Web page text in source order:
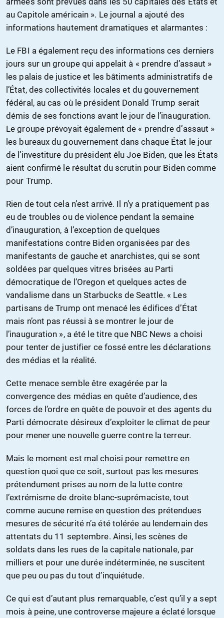
au Capitole américain ». Le journal a ajouté des
informations hautement dramatiques et alarmantes :
Le FBI a également reçu des informations ces derniers
jours sur un groupe qui appelait à « prendre d’assaut »
les palais de justice et les bâtiments administratifs de
l’État, des collectivités locales et du gouvernement
fédéral, au cas où le président Donald Trump serait
démis de ses fonctions avant le jour de l’inauguration.
Le groupe prévoyait également de « prendre d’assaut »
les bureaux du gouvernement dans chaque État le jour
de l’investiture du président élu Joe Biden, que les États
aient confirmé le résultat du scrutin pour Biden comme
pour Trump.
Rien de tout cela n’est arrivé. Il n’y a pratiquement pas
eu de troubles ou de violence pendant la semaine
d’inauguration, à l’exception de quelques
manifestations contre Biden organisées par des
manifestants de gauche et anarchistes, qui se sont
soldées par quelques vitres brisées au Parti
démocratique de l’Oregon et quelques actes de
vandalisme dans un Starbucks de Seattle. « Les
partisans de Trump ont menacé les édifices d’État
mais n’ont pas réussi à se montrer le jour de
l’inauguration », a été le titre que NBC News a choisi
pour tenter de justifier ce fossé entre les déclarations
des médias et la réalité.
Cette menace semble être exagérée par la
convergence des médias en quête d’audience, des
forces de l’ordre en quête de pouvoir et des agents du
Parti démocrate désireux d’exploiter le climat de peur
pour mener une nouvelle guerre contre la terreur.
Mais le moment est mal choisi pour remettre en
question quoi que ce soit, surtout pas les mesures
prétendument prises au nom de la lutte contre
l’extrémisme de droite blanc-suprémaciste, tout
comme aucune remise en question des prétendues
mesures de sécurité n’a été tolérée au lendemain des
attentats du 11 septembre. Ainsi, les scènes de
soldats dans les rues de la capitale nationale, par
milliers et pour une durée indéterminée, ne suscitent
que peu ou pas du tout d’inquiétude.
Ce qui est d’autant plus remarquable, c’est qu’il y a sept
mois à peine, une controverse majeure a éclaté lorsque